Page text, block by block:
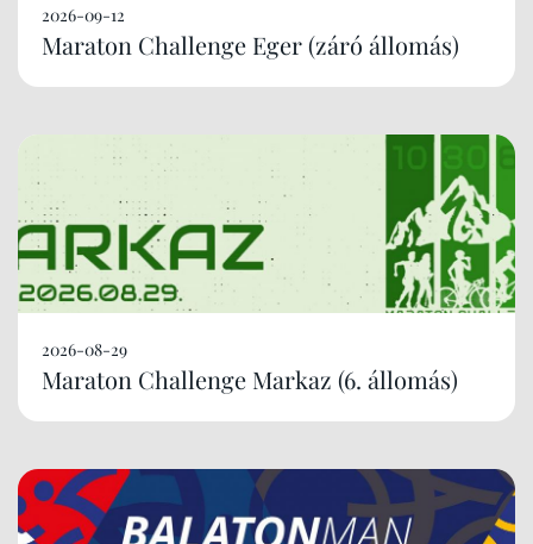
2026-09-12
Maraton Challenge Eger (záró állomás)
2026-08-29
Maraton Challenge Markaz (6. állomás)